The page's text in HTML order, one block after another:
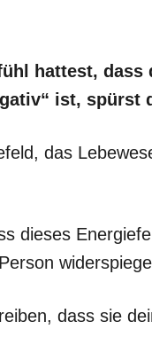
hattest,
ist, spürst
das
dieses
dass sie